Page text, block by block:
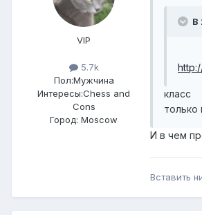
VIP
5.7k
Пол:Мужчина
Интересы:Chess and
Cons
Город: Moscow
В
класс
только
И в чем
Вставить